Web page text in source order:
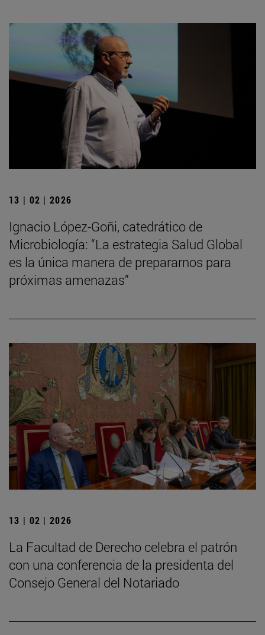
13 | 02 | 2026
Ignacio López-Goñi, catedrático de
Microbiología: “La estrategia Salud Global
es la única manera de prepararnos para
próximas amenazas”
13 | 02 | 2026
La Facultad de Derecho celebra el patrón
con una conferencia de la presidenta del
Consejo General del Notariado